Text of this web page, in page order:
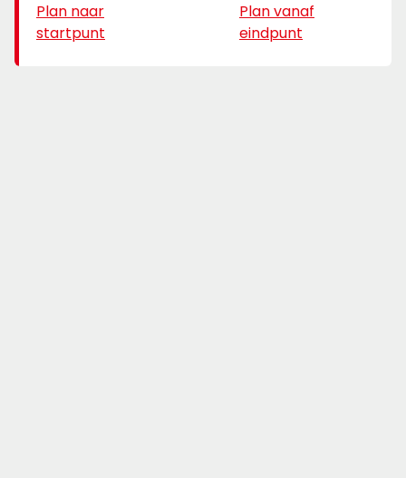
Plan naar
startpunt
Plan vanaf
eindpunt